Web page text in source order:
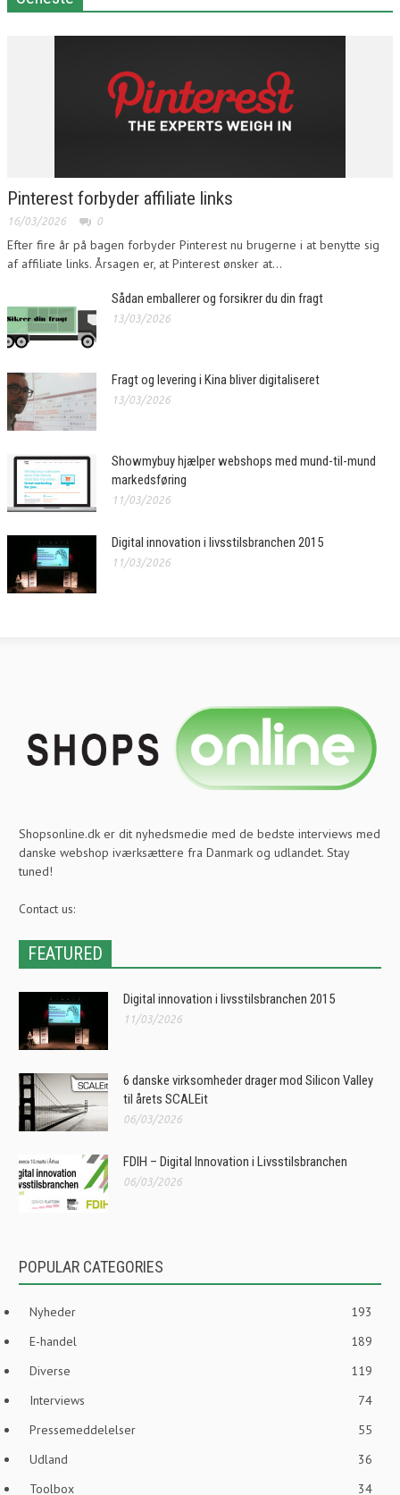
Pinterest forbyder affiliate links
16/03/2026 0
Efter fire år på bagen forbyder Pinterest nu brugerne i at benytte sig
af affiliate links. Årsagen er, at Pinterest ønsker at...
Sådan emballerer og forsikrer du din fragt
13/03/2026
Fragt og levering i Kina bliver digitaliseret
13/03/2026
Showmybuy hjælper webshops med mund-til-mund
markedsføring
11/03/2026
Digital innovation i livsstilsbranchen 2015
11/03/2026
Shopsonline.dk er dit nyhedsmedie med de bedste interviews med
danske webshop iværksættere fra Danmark og udlandet. Stay
tuned!
Contact us:
FEATURED
Digital innovation i livsstilsbranchen 2015
11/03/2026
6 danske virksomheder drager mod Silicon Valley
til årets SCALEit
06/03/2026
FDIH – Digital Innovation i Livsstilsbranchen
06/03/2026
POPULAR CATEGORIES
Nyheder
193
E-handel
189
Diverse
119
Interviews
74
Pressemeddelelser
55
Udland
36
Toolbox
34